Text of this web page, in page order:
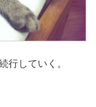
行していく。